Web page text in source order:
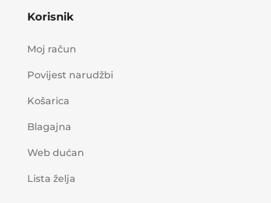
Korisnik
Moj račun
Povijest narudžbi
Košarica
Blagajna
Web dućan
Lista želja